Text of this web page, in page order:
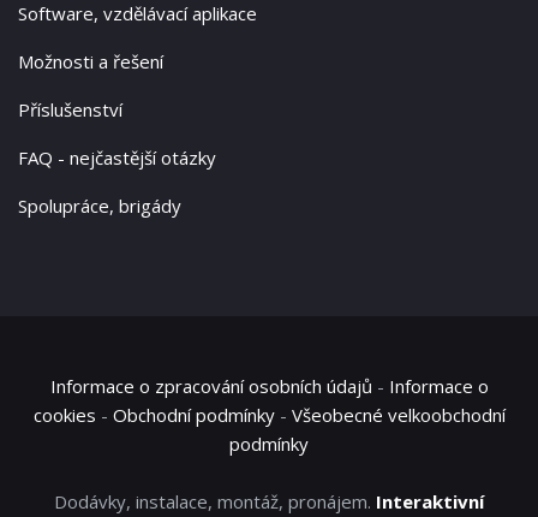
Software, vzdělávací aplikace
Možnosti a řešení
Příslušenství
FAQ - nejčastější otázky
Spolupráce, brigády
Informace o zpracování osobních údajů - Informace o
cookies - Obchodní podmínky- Všeobecné velkoobchodní
podmínky
Dodávky, instalace, montáž, pronájem. Interaktivní